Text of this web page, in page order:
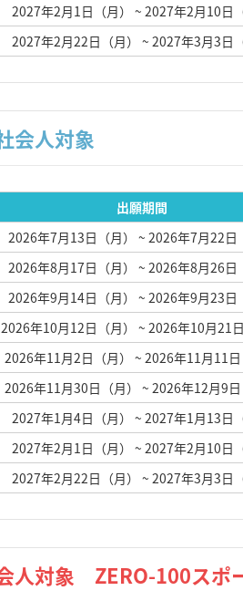
2027年2月1日（月） ~ 2027年2月10日
2027年2月22日（月） ~ 2027年3月3日
出願期間
2026年7月13日（月） ~ 2026年7月22日
2026年8月17日（月） ~ 2026年8月26日
2026年9月14日（月） ~ 2026年9月23日
2026年10月12日（月） ~ 2026年10月21日
2026年11月2日（月） ~ 2026年11月11日
2026年11月30日（月） ~ 2026年12月9日
2027年1月4日（月） ~ 2027年1月13日
2027年2月1日（月） ~ 2027年2月10日
2027年2月22日（月） ~ 2027年3月3日